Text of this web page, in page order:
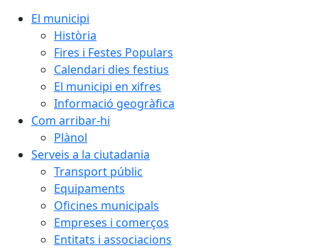
El municipi
Història
Fires i Festes Populars
Calendari dies festius
El municipi en xifres
Informació geogràfica
Com arribar-hi
Plànol
Serveis a la ciutadania
Transport públic
Equipaments
Oficines municipals
Empreses i comerços
Entitats i associacions